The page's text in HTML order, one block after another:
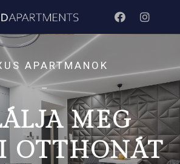
APARTMANOK
MEG
OTTHONÁT